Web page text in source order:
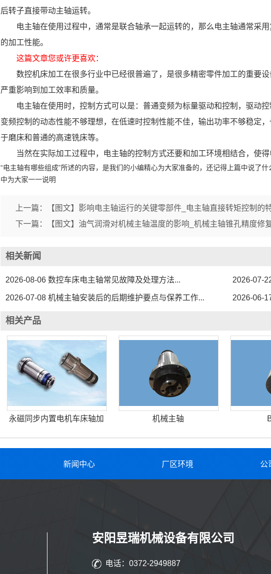
后转子直接带动主轴运转。
电主轴在使用过程中，通常是联合轴承一起运转的，那么电主轴通常采
的加工性能。
这篇文章您或许更喜欢：
数控机床加工在很多行业中已经很普遍了，是很多精密零件加工的重要
严重影响到加工效率和质量。
电主轴在使用时，控制方式可以是：普通变频为标量驱动和控制，驱动
变频控制的动态性能不够理想，在低速时控制性能不佳，输出功率不够稳定
于磨床和普通的高速铣床等。
当然在实际加工过程中，电主轴的控制方式还要和加工环境相结合，使得
“电主轴有哪些组成”所述的内容，是我们的小编精心为大家准备的，还记得上篇中说了
中为大家一一说明
上一篇：
【图文】影响电主轴运行的关键零部件_电主轴直接转矩控制的
下一篇：
【图文】油气润滑对机械主轴温度的影响_机械主轴锥孔精度修
相关新闻
2026-08-06 数控车床电主轴常见故障及处理方法... 2026-07-
2026-07-08 机械主轴安装后的后期维护要点与保养工作... 2026-06-
相关产品
永磁同步内置电机车床轴加 机械主轴
新闻中心 厂区环境 公
安阳昱瑞机械设备有限公司
电话：0372-2949887